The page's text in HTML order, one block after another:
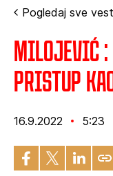
Pogledaj sve
Milojević :
pristup
16.9.2022 5:23